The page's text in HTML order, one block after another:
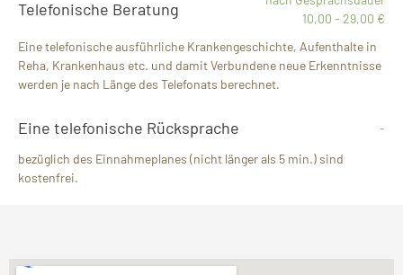
Telefonische Beratung
10,00 - 29,00 €
Eine telefonische ausführliche Krankengeschichte, Aufenthalte in
Reha, Krankenhaus etc. und damit Verbundene neue Erkenntnisse
werden je nach Länge des Telefonats berechnet.
Eine telefonische Rücksprache
-
bezüglich des Einnahmeplanes (nicht länger als 5 min.) sind
kostenfrei.